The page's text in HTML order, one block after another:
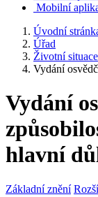
Mobilní
Úvodní
Úřad
Životní situace
Vydání
Vydání
hlavní
Základní znění